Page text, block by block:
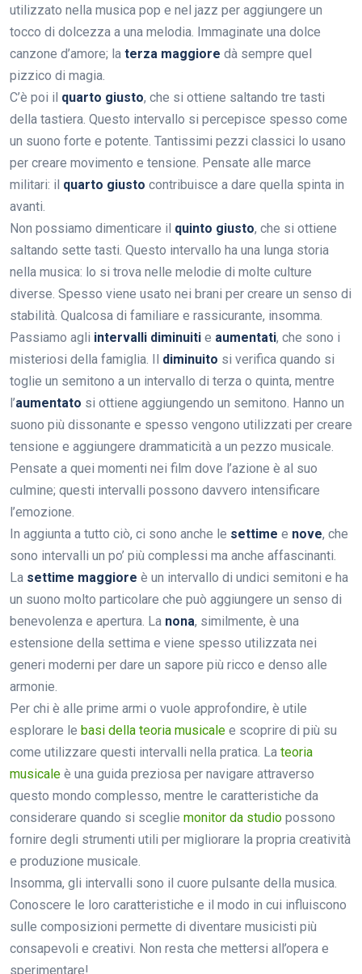
utilizzato nella musica pop e nel jazz per aggiungere un
tocco di dolcezza a una melodia. Immaginate una dolce
canzone d’amore; la terza maggiore dà sempre quel
pizzico di magia.
C’è poi il quarto giusto, che si ottiene saltando tre tasti
della tastiera. Questo intervallo si percepisce spesso come
un suono forte e potente. Tantissimi pezzi classici lo usano
per creare movimento e tensione. Pensate alle marce
militari: il quarto giusto contribuisce a dare quella spinta in
avanti.
Non possiamo dimenticare il quinto giusto, che si ottiene
saltando sette tasti. Questo intervallo ha una lunga storia
nella musica: lo si trova nelle melodie di molte culture
diverse. Spesso viene usato nei brani per creare un senso di
stabilità. Qualcosa di familiare e rassicurante, insomma.
Passiamo agli intervalli diminuiti e aumentati, che sono i
misteriosi della famiglia. Il diminuito si verifica quando si
toglie un semitono a un intervallo di terza o quinta, mentre
l’aumentato si ottiene aggiungendo un semitono. Hanno un
suono più dissonante e spesso vengono utilizzati per creare
tensione e aggiungere drammaticità a un pezzo musicale.
Pensate a quei momenti nei film dove l’azione è al suo
culmine; questi intervalli possono davvero intensificare
l’emozione.
In aggiunta a tutto ciò, ci sono anche le settime e nove, che
sono intervalli un po’ più complessi ma anche affascinanti.
La settime maggiore è un intervallo di undici semitoni e ha
un suono molto particolare che può aggiungere un senso di
benevolenza e apertura. La nona, similmente, è una
estensione della settima e viene spesso utilizzata nei
generi moderni per dare un sapore più ricco e denso alle
armonie.
Per chi è alle prime armi o vuole approfondire, è utile
esplorare le basi della teoria musicale e scoprire di più su
come utilizzare questi intervalli nella pratica. La teoria
musicale è una guida preziosa per navigare attraverso
questo mondo complesso, mentre le caratteristiche da
considerare quando si sceglie monitor da studio possono
fornire degli strumenti utili per migliorare la propria creatività
e produzione musicale.
Insomma, gli intervalli sono il cuore pulsante della musica.
Conoscere le loro caratteristiche e il modo in cui influiscono
sulle composizioni permette di diventare musicisti più
consapevoli e creativi. Non resta che mettersi all’opera e
sperimentare!